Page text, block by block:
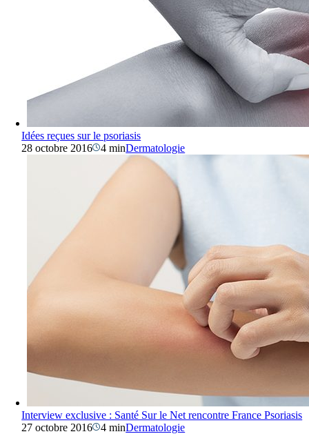
Idées reçues sur le psoriasis
28 octobre 2016
4 minDermatologie
Interview exclusive : Santé Sur le Net rencontre France Psoriasis
27 octobre 2016
4 minDermatologie